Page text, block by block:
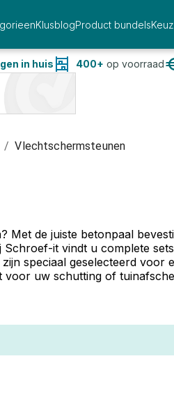
KlusblogProduct bundels
in huis 400+ op voorraad
/ Vlechtschermsteunen
Met de juiste betonpaal
it vindt u complete
speciaal geselecteerd voor
voor uw schutting of